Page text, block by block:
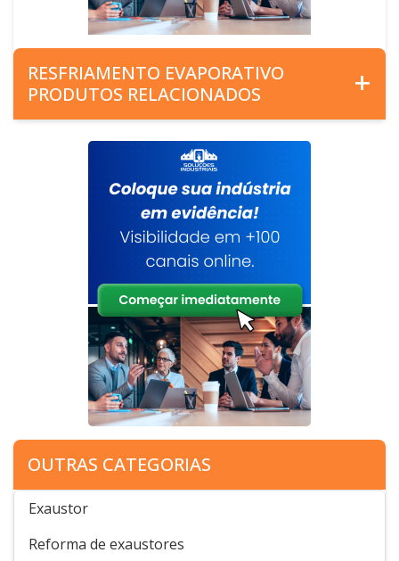
RESFRIAMENTO EVAPORATIVO
PRODUTOS RELACIONADOS
OUTRAS CATEGORIAS
Exaustor
Reforma de exaustores